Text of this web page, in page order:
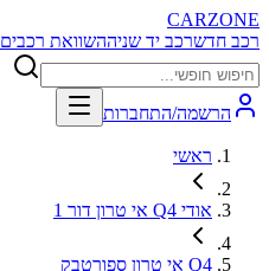
CARZONE
רכב חדשרכב יד שניההשוואת רכבים
הרשמה/התחברות
ראשי
אודי Q4 אי טרון דור 1
Q4 אי טרון ספורטבק